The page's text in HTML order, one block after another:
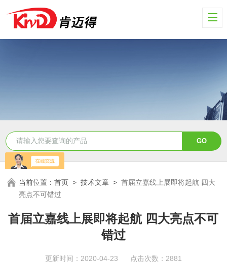
当前位置：首页 >技术文章 >首届立嘉线上展即将起航 四大
亮点不可错过
首届立嘉线上展即将起航 四大亮点不可
错过
更新时间：2020-04-23 点击次数：2881